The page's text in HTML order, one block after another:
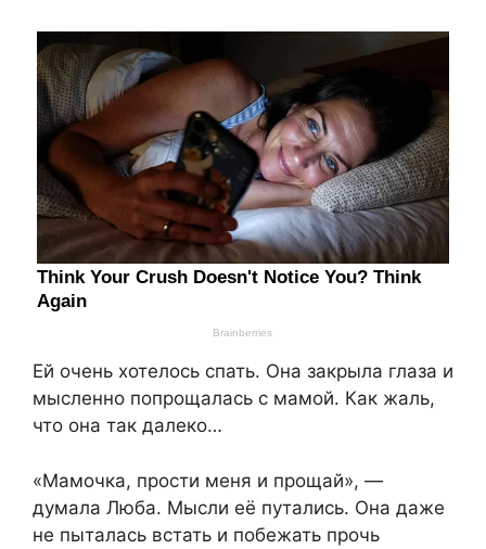
Ей очень хотелось спать. Она закрыла глаза и
мысленно попрощалась с мамой. Как жаль,
что она так далеко…
«Мамочка, прости меня и прощай», —
думала Люба. Мысли её путались. Она даже
не пыталась встать и побежать прочь